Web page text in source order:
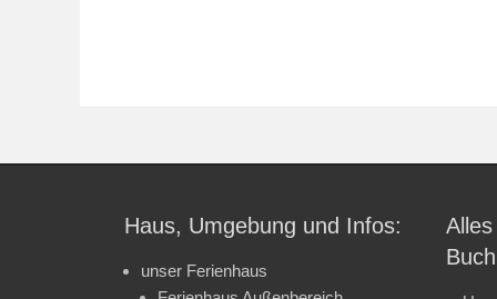
Haus, Umgebung und Infos:
unser Ferienhaus